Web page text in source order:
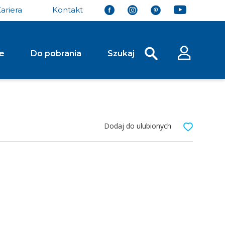
Kontakt
Do pobrania Szukaj
Stopień Schodowy Grando 37 Gładki
Stopień Schodowy | Palisada Magna
Dodaj do ulubionych